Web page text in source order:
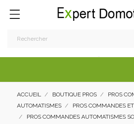
ACCUEIL BOUTIQUE PROS
PROS
AUTOMATISMES
PROS COMMANDES
PROS COMMANDES AUTOMATISMES